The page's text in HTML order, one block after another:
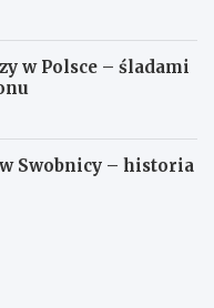
w Polsce – śladami
Swobnicy – historia